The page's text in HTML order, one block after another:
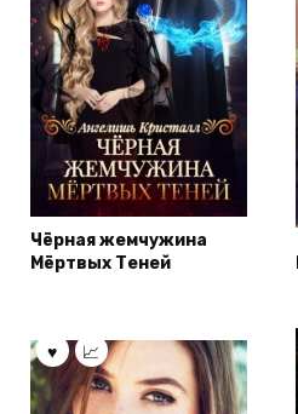
Чёрная жемчужина
Мёртвых Теней